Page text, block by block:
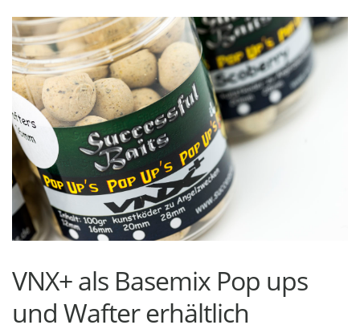
VNX+ als Basemix Pop ups
und Wafter erhältlich